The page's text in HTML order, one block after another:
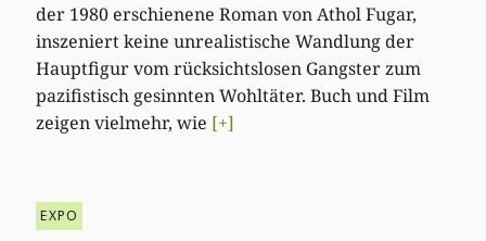
der 1980 erschienene Roman von Athol Fugar,
inszeniert keine unrealistische Wandlung der
Hauptfigur vom rücksichtslosen Gangster zum
pazifistisch gesinnten Wohltäter. Buch und Film
zeigen vielmehr, wie [+]
EXPO